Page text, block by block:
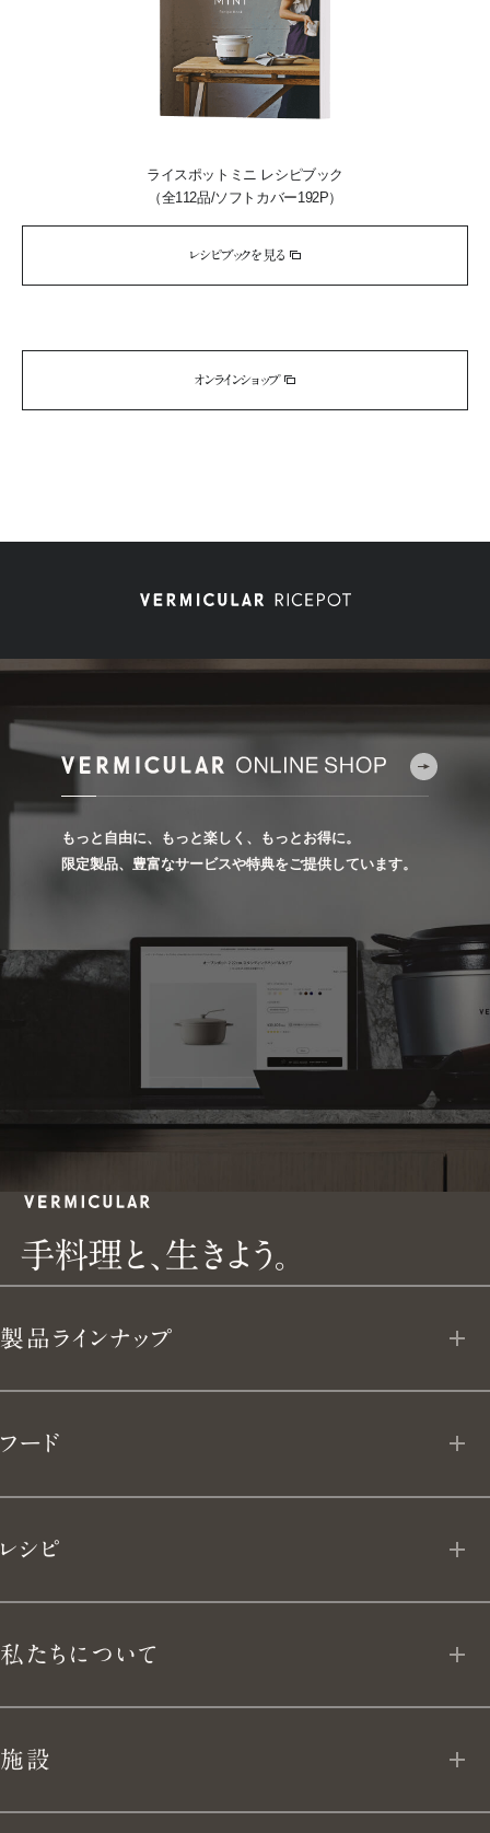
ライスポットミニ レシピブック
（全112品/ソフトカバー192P）
レシピブックを見る
オンラインショップ
もっと自由に、もっと楽しく、もっとお得に。
限定製品、豊富なサービスや特典をご提供しています。
手
と、
生
き
よ
う。
手料理と 、 生 きよう。
製品ラインナップ
ライスポット
ユキヒラ
フード
レシピ
App Download
私たちについて
VERMICULAR BRAND POLICY 10
施設